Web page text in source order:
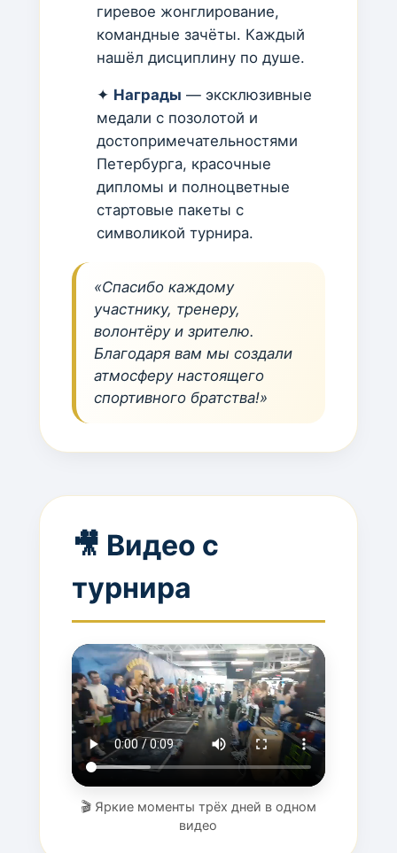
гиревое жонглирование,
командные зачёты. Каждый
нашёл дисциплину по душе.
✦ Награды — эксклюзивные
медали с позолотой и
достопримечательностями
Петербурга, красочные
дипломы и полноцветные
стартовые пакеты с
символикой турнира.
«Спасибо каждому
участнику, тренеру,
волонтёру и зрителю.
Благодаря вам мы создали
атмосферу настоящего
спортивного братства!»
🎥 Видео с
турнира
🎬 Яркие моменты трёх дней в одном
видео